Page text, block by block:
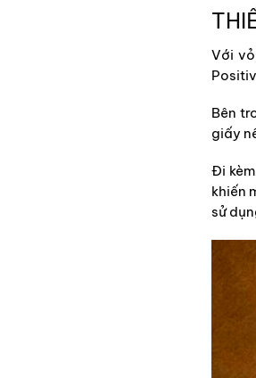
Với
Bên
giấy
Đi
khiến
sử